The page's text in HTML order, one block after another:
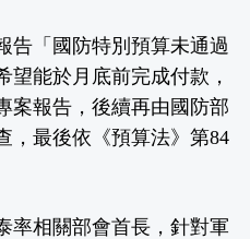
告「國防特別預算未通過
望能於月底前完成付款，
案報告，後續再由國防部
，最後依《預算法》第84
率相關部會首長，針對軍